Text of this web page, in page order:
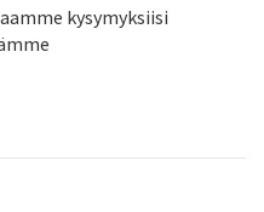
kysymyksiisi